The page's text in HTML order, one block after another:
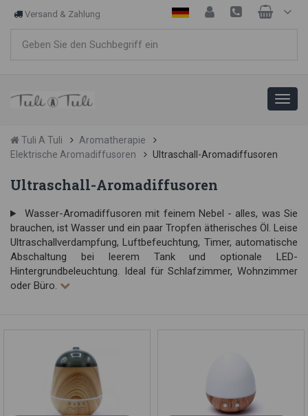
Versand & Zahlung
Tuli A Tuli
Aromatherapie
Elektrische Aromadiffusoren
Ultraschall-Aromadiffusoren
Ultraschall-Aromadiffusoren
Wasser-Aromadiffusoren mit feinem Nebel - alles, was Sie
brauchen, ist Wasser und ein paar Tropfen ätherisches Öl. Leise
Ultraschallverdampfung, Luftbefeuchtung, Timer, automatische
Abschaltung bei leerem Tank und optionale LED-
Hintergrundbeleuchtung. Ideal für Schlafzimmer, Wohnzimmer
oder Büro.